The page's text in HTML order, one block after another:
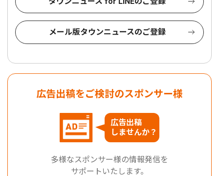
メール版タウンニュースのご登録
広告出稿をご検討のスポンサー様
広告出稿
しませんか？
多様なスポンサー様の情報発信を
サポートいたします。